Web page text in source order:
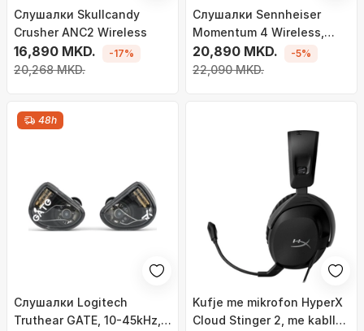
Слушалки Skullcandy
Crusher ANC2 Wireless
16,890 MKD.
20,268 MKD.
-17%
Слушалки Sennheiser
Momentum 4 Wireless,
сина боја
20,890 MKD.
22,090 MKD.
-5%
48h
Слушалки Logitech
Truthear GATE, 10-45kHz,
Kufje me mikrofon HyperX
Cloud Stinger 2, me kabllo,